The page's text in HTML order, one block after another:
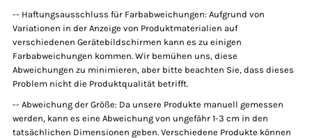
-- Haftungsausschluss für Farbabweichungen: Aufgrund von
Variationen in der Anzeige von Produktmaterialien auf
verschiedenen Gerätebildschirmen kann es zu einigen
Farbabweichungen kommen. Wir bemühen uns, diese
Abweichungen zu minimieren, aber bitte beachten Sie, dass dieses
Problem nicht die Produktqualität betrifft.
-- Abweichung der Größe: Da unsere Produkte manuell gemessen
werden, kann es eine Abweichung von ungefähr 1-3 cm in den
tatsächlichen Dimensionen geben. Verschiedene Produkte können